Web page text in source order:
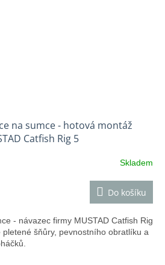
na sumce - hotová montáž
Catfish Rig 5
Skladem
Do košíku
- návazec firmy MUSTAD Catfish Rig
šňůry, pevnostního obratlíku a